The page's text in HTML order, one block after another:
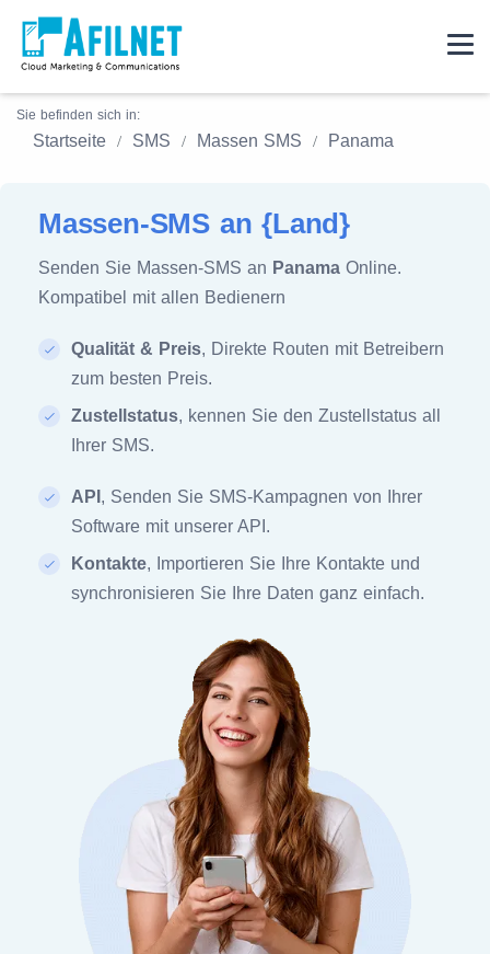
Sie befinden sich in:
Startseite SMS Massen SMS Panama
Massen-SMS an {Land}
Senden Sie Massen-SMS an Panama Online.
Kompatibel mit allen Bedienern
Qualität & Preis, Direkte Routen mit Betreibern
zum besten Preis.
Zustellstatus, kennen Sie den Zustellstatus all
Ihrer SMS.
API , Senden Sie SMS-Kampagnen von Ihrer
Software mit unserer API.
Kontakte, Importieren Sie Ihre Kontakte und
synchronisieren Sie Ihre Daten ganz einfach.